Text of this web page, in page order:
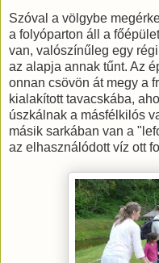
Szóval a völgybe
a folyóparton áll a
van, valószínűleg egy
az alapja annak tűnt. Az
onnan csövön át megy a
kialakított tavacskába,
úszkálnak a másfélkilós
másik sarkában van a
az elhasználódott víz ott